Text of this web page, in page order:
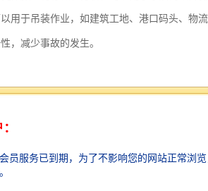
用于吊装作业，如建筑工地、港口码头、物
，减少事故的发生。
够实时监控塔机吊钩的位置、运动状态和负
工作数据，包括起重高度、起重重量、起重
时，系统能够及时发出警报，提醒操作人员
钩的运动，操作人员可以通过远程控制设备